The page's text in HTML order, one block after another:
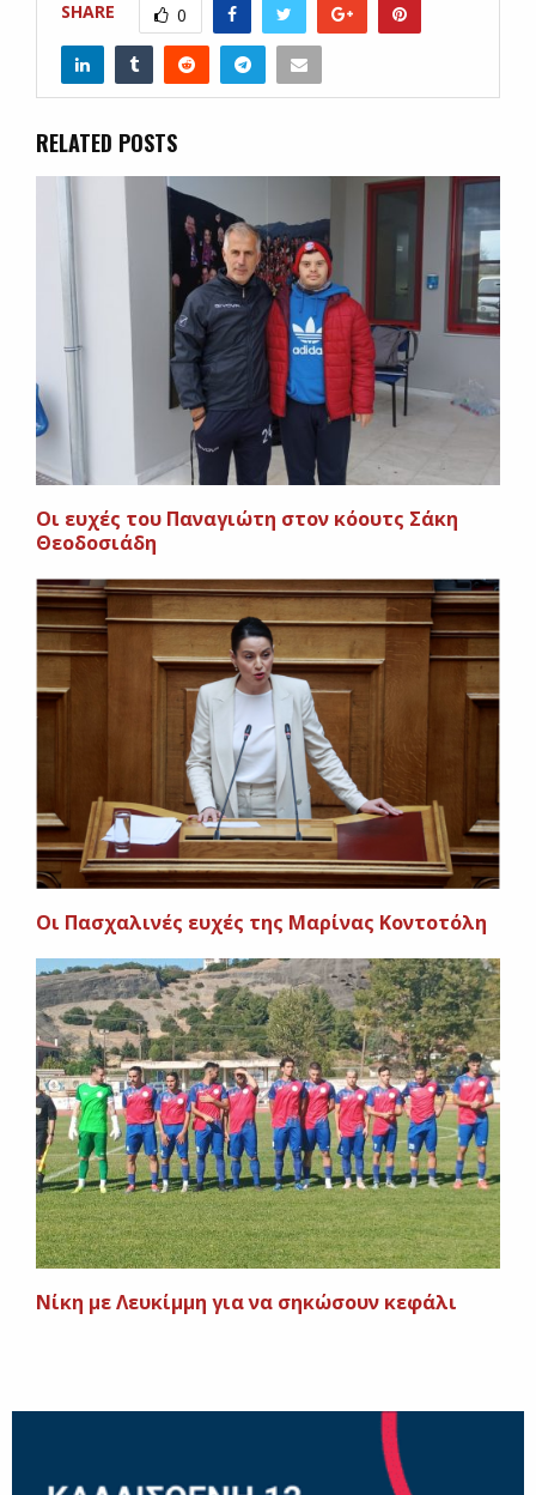
SHARE 0
RELATED POSTS
Οι ευχές του Παναγιώτη στον κόουτς Σάκη
Θεοδοσιάδη
Oι Πασχαλινές ευχές της Μαρίνας Κοντοτόλη
Nίκη με Λευκίμμη για να σηκώσουν κεφάλι